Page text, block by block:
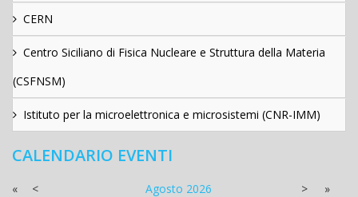
CERN
Centro Siciliano di Fisica Nucleare e Struttura della Materia
(CSFNSM)
Istituto per la microelettronica e microsistemi (CNR-IMM)
CALENDARIO EVENTI
« < Agosto 2026 >
»